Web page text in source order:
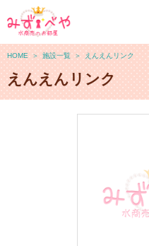
HOME ＞ 施設一覧 ＞ えんえんリンク
えんえんリンク